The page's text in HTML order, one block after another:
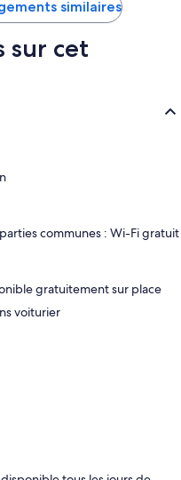
similaires
sur cet
communes : Wi-Fi gratuit
gratuitement sur place
voiturier